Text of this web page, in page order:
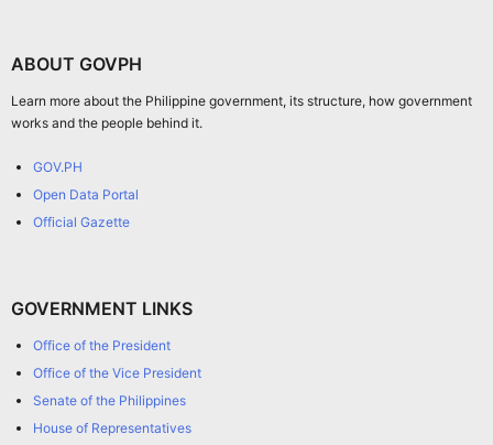
ABOUT GOVPH
Learn more about the Philippine government, its structure, how government
works and the people behind it.
GOV.PH
Open Data Portal
Official Gazette
GOVERNMENT LINKS
Office of the President
Office of the Vice President
Senate of the Philippines
House of Representatives